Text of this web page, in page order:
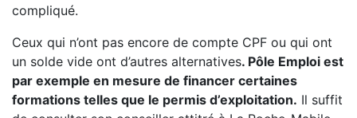
compliqué.
Ceux qui n’ont pas encore de compte CPF ou qui ont
un solde vide ont d’autres alternatives. Pôle Emploi est
par exemple en mesure de financer certaines
formations telles que le permis d’exploitation. Il suffit